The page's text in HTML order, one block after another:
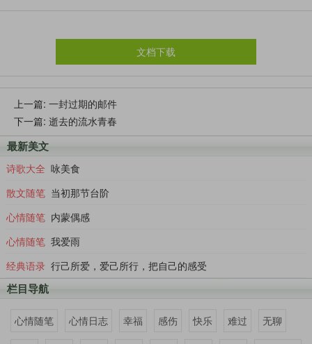
文档下载
上一篇: 一封过期的邮件
下一篇: 逝去的流水青春
最新美文
诗歌大全 咏美食
散文随笔 当初那节台阶
心情随笔 内蒙偶感
心情随笔 我爱雨
经典语录 行己所爱，爱己所行，把自己的感受
栏目导航
心情随笔 心情日志 幸福 感伤 快乐 难过 无聊